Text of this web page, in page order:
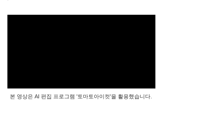
본 영상은 AI 편집 프로그램 '토마토아이컷'을 활용했습니다.